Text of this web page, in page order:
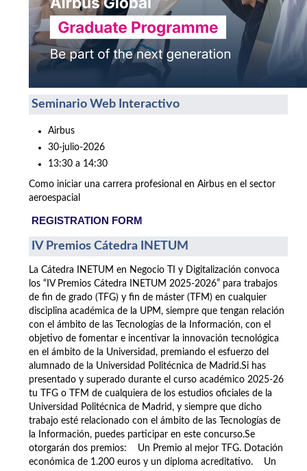
Seminario Web Interactivo
Airbus
30-julio-2026
13:30 a 14:30
Como iniciar una carrera profesional en Airbus en el sector
aeroespacial
REGISTRATION FORM
IV Premios Cátedra INETUM
La Cátedra INETUM en Negocio TI y Digitalización convoca
los “IV Premios Cátedra INETUM 2025-2026” para trabajos
de fin de grado (TFG) y fin de máster (TFM) en cualquier
disciplina académica de la UPM, siempre que tengan relación
con el ámbito de las Tecnologías de la Información, con el
objetivo de fomentar e incentivar la innovación tecnológica
en el ámbito de la Universidad, premiando el esfuerzo del
alumnado de la Universidad Politécnica de Madrid.Si has
presentado y superado durante el curso académico 2025-26
tu TFG o TFM de cualquiera de los estudios oficiales de la
Universidad Politécnica de Madrid, y siempre que dicho
trabajo esté relacionado con el ámbito de las Tecnologías de
la Información, puedes participar en este concurso.Se
otorgarán dos premios: Un Premio al mejor TFG. Dotación
económica de 1.200 euros y un diploma acreditativo. Un